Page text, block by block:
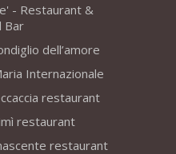
- Restaurant &
Bar
dell’amore
Internazionale
restaurant
restaurant
restaurant